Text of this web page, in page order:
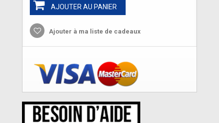
AJOUTER AU PANIER
Ajouter à ma liste de cadeaux